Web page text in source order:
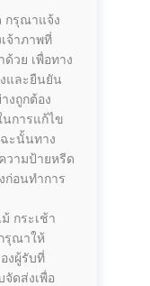
กรุณาแจ้ง
จ้าภาพที่
ด้วย เพื่อทาง
และยืนยัน
งถูกต้อง
นการแก้ไข
ะนั้นทาง
วามป้ายหรีด
ก่อนทำการ
กระเช้า
รุณาให้
งผู้รับที่
จัดส่งเพื่อ